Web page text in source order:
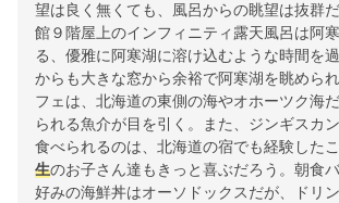
望は良く無くても、風呂からの眺望は抜群
館９階屋上のインフィニティ露天風呂は阿
る、優雅に阿寒湖に溶け込むような時間を
からも大きな窓から余裕で阿寒湖を眺めら
フェは、北海道の東側の海やオホーツク海
られる魚介が目を引く。また、ジンギスカ
食べられるのは、北海道の宿でも経験したこ
生のお子さん達もきっと喜ぶだろう。朝食
好みの海鮮丼はオーソドックスだが、ドリ